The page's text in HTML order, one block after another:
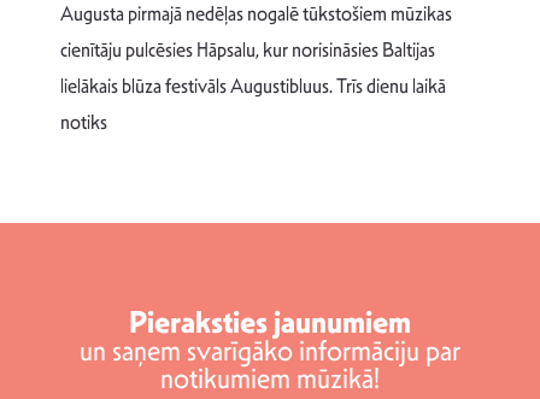
Augusta pirmajā nedēļas nogalē tūkstošiem mūzikas
cienītāju pulcēsies Hāpsalu, kur norisināsies Baltijas
lielākais blūza festivāls Augustibluus. Trīs dienu laikā
notiks
Pieraksties jaunumiem
un saņem svarīgāko informāciju par
notikumiem mūzikā!